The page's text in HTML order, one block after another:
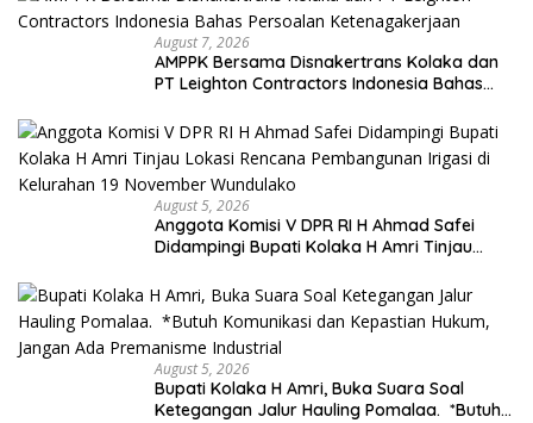
August 7, 2026
AMPPK Bersama Disnakertrans Kolaka dan
PT Leighton Contractors Indonesia Bahas
August 5, 2026
Anggota Komisi V DPR RI H Ahmad Safei
Didampingi Bupati Kolaka H Amri Tinjau
Kelurahan 19 November Wundulako
August 5, 2026
Bupati Kolaka H Amri, Buka Suara Soal
Ketegangan Jalur Hauling Pomalaa. *Butuh